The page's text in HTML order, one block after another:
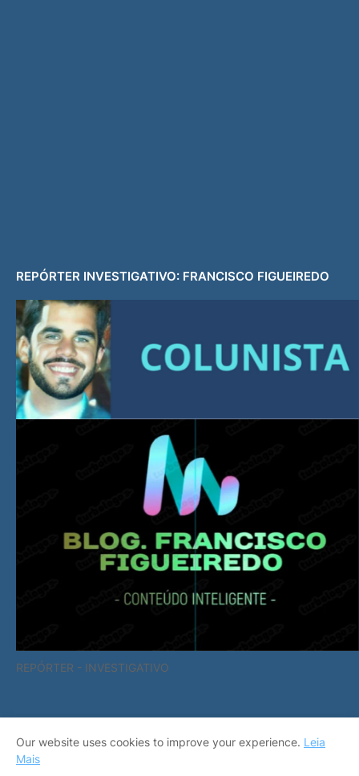
REPÓRTER INVESTIGATIVO: FRANCISCO FIGUEIREDO
REPÓRTER - INVESTIGATIVO
Our website uses cookies to improve your experience. Leia
Mais